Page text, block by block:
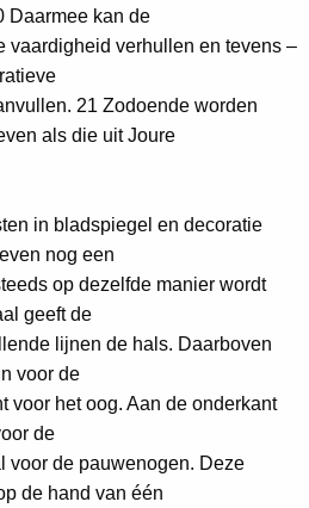
Daarmee kan de
vaardigheid verhullen en tevens –
21 Zodoende worden
als die uit Joure
in bladspiegel en decoratie
nog een
op dezelfde manier wordt
geeft de
lijnen de hals. Daarboven
voor de
voor het oog. Aan de onderkant
de
voor de pauwenogen. Deze
de hand van één